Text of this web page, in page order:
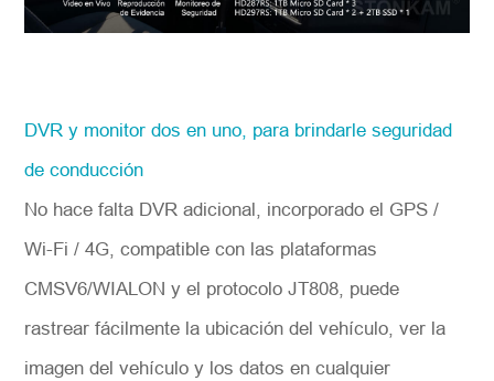
DVR y monitor dos en uno, para brindarle seguridad
de conducción
No hace falta DVR adicional, incorporado el GPS /
Wi-Fi / 4G, compatible con las plataformas
CMSV6/WIALON y el protocolo JT808, puede
rastrear fácilmente la ubicación del vehículo, ver la
imagen del vehículo y los datos en cualquier